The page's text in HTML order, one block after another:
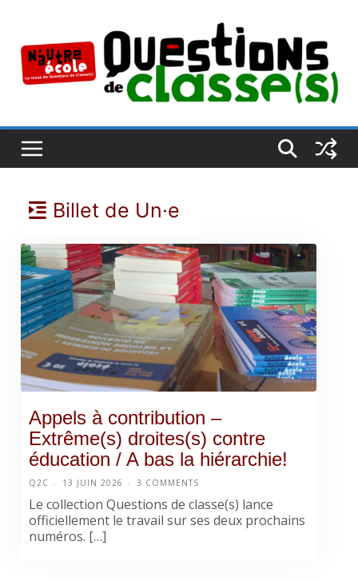
contenu
Billet de Un·e
Appels à contribution –
Extrême(s) droites(s) contre
éducation / A bas la hiérarchie!
Q2C 13 JUIN 2026 3 COMMENTS
Le collection Questions de classe(s) lance
officiellement le travail sur ses deux prochains
numéros. […]